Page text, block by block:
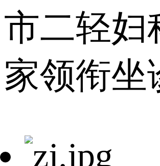
市二轻妇
家领衔坐